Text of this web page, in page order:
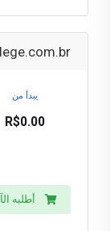
يبدأ من
R$0.00
أطلبه